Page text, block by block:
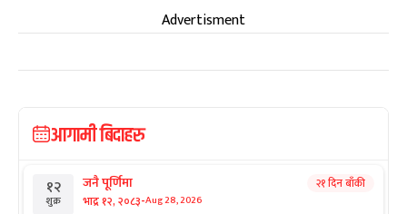
Advertisment
आगामी बिदाहरु
१२
शुक्र
जनै पूर्णिमा
भाद्र १२, २०८३-Aug 28, 2026
२१ दिन बाँकी